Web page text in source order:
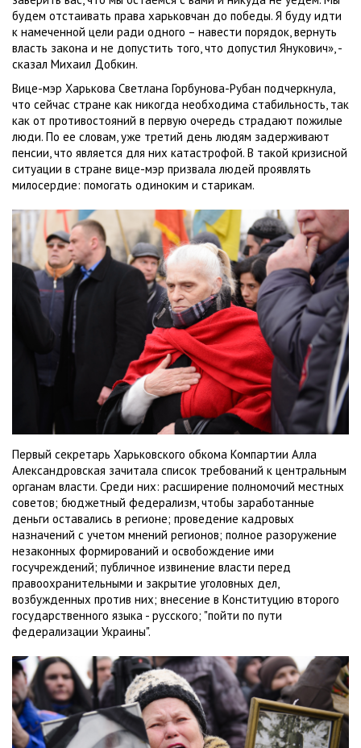
будем отстаивать права харьковчан до победы. Я буду идти
к намеченной цели ради одного – навести порядок, вернуть
власть закона и не допустить того, что допустил Янукович», -
сказал Михаил Добкин.
Вице-мэр Харькова Светлана Горбунова-Рубан подчеркнула,
что сейчас стране как никогда необходима стабильность, так
как от противостояний в первую очередь страдают пожилые
люди. По ее словам, уже третий день людям задерживают
пенсии, что является для них катастрофой. В такой кризисной
ситуации в стране вице-мэр призвала людей проявлять
милосердие: помогать одиноким и старикам.
Первый секретарь Харьковского обкома Компартии Алла
Александровская зачитала список требований к центральным
органам власти. Среди них: расширение полномочий местных
советов; бюджетный федерализм, чтобы заработанные
деньги оставались в регионе; проведение кадровых
назначений с учетом мнений регионов; полное разоружение
незаконных формирований и освобождение ими
госучреждений; публичное извинение власти перед
правоохранительными и закрытие уголовных дел,
возбужденных против них; внесение в Конституцию второго
государственного языка - русского; "пойти по пути
федерализации Украины".